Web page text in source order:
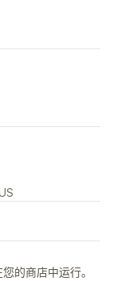
的商店中运行。